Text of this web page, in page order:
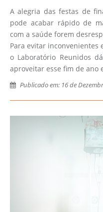
A alegria das festas de
pode acabar rápido de
com a saúde forem
Para evitar inconvenientes
o Laboratório Reunidos
aproveitar esse fim de ano
Publicado em: 16 de